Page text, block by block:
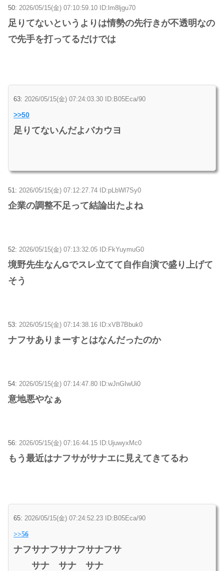
50: 2026/05/15(金) 07:10:59.10 ID:lm8ljgu70
足りてないというよりは情勢の先行きが不透明なの
で先手を打ってるだけでは
63: 2026/05/15(金) 07:24:03.30 ID:B05Eca/90
>>50
足りてないんだよバカウヨ
51: 2026/05/15(金) 07:12:27.74 ID:pLbWl7Sy0
企業の調整不足って結論出たよね
52: 2026/05/15(金) 07:13:32.05 ID:FkYuymuG0
境野先生なんGでスレ立てて自作自演で盛り上げて
そう
53: 2026/05/15(金) 07:14:38.16 ID:xVB7Bbuk0
ナフサありまーすとはなんだったのか
54: 2026/05/15(金) 07:14:47.80 ID:wJnGIwUi0
意地悪やなぁ
56: 2026/05/15(金) 07:16:44.15 ID:UjuwyxMc0
もう最近はナフサがサナエに見えてきてるわ
65: 2026/05/15(金) 07:24:52.23 ID:B05Eca/90
>>56
ナフサナフサナフサナフサ
サナ サナ サナ